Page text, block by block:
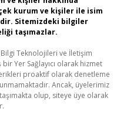
kurum ve kişiler ile isim
Sitemizdeki bilgiler
taşımazlar.
Bilgi Teknolojileri ve İletişim
Yer Sağlayıcı olarak hizmet
proaktif olarak denetleme
Ancak, üyelerimiz
olup, siteye üye olarak